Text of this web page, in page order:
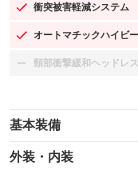
衝突被害軽減システム
：装備あり
オートマチックハイビ
：装備あり
頸部衝撃緩和ヘッドレ
：装備なし
基本装備
エアバッグ：運転席/助
：装備あり
外装・内装